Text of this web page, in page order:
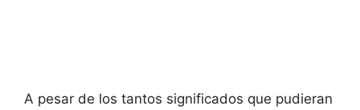
A pesar de los tantos significados que pudieran